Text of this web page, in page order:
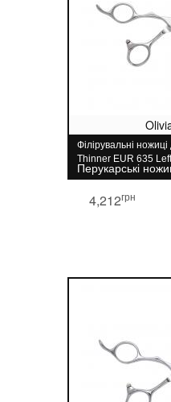
Філірувальні
Thinner EUR 635
Перукарські
4,212грн